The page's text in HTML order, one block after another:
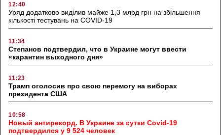
12:40
Уряд додатково виділив майже 1,3 млрд грн на збільшення
кількості тестувань на COVID-19
11:34
Степанов подтвердил, что в Украине могут ввести
«карантин выходного дня»
11:23
Трамп оголосив про свою перемогу на виборах
президента США
10:58
Новый антирекорд. В Украине за сутки Covid-19
подтвердился у 9 524 человек